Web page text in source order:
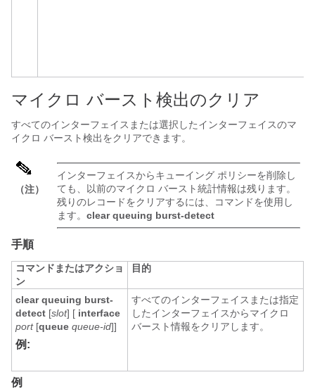
マイクロ バースト検出のクリア
すべてのインターフェイスまたは選択したインターフェイスのマ
イクロ バースト検出をクリアできます。
（注）
インターフェイスからキューイング ポリシーを削除し
ても、以前のマイクロ バースト統計情報は残ります。
残りのレコードをクリアするには、コマンドを使用し
ます。 clear queuing burst-detect
手順
コマンドまたはアクショ
ン
目的
clear queuing burst-
detect [slot] [ interface
port[queue queue-id]]
例:
すべてのインターフェイスまたは指定
したインターフェイスからマイクロ
バースト情報をクリアします。
例